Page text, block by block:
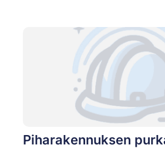
Piharakennuksen